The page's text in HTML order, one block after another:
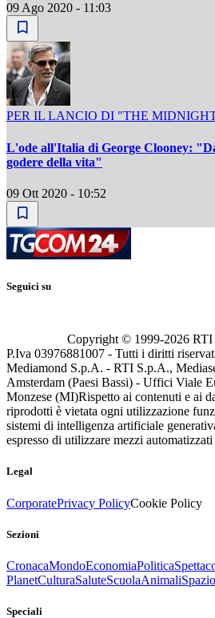
09 Ago 2020 - 11:03
PER IL LANCIO DI "THE
L'ode all'Italia di George Clooney:
godere della vita"
09 Ott 2020 - 10:52
Seguici su
Copyright © 1999-2026 RTI
P.Iva 03976881007 - Tutti i diritti
Mediamond S.p.A. - RTI S.p.A.,
Amsterdam (Paesi Bassi) - Uffici Viale
Monzese (MI)Rispetto ai contenuti e ai
riprodotti è vietata ogni utilizzazione
sistemi di intelligenza artificiale
espresso di utilizzare mezzi
Legal
CorporatePrivacy PolicyCookie Policy
Sezioni
CronacaMondoEconomiaPolitica
PlanetCulturaSaluteScuolaAnimaliSpazio
Speciali